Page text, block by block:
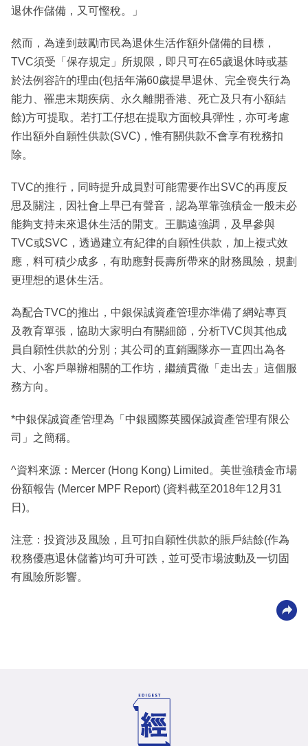
退休作儲備，又可慳稅。」
然而，為達到鼓勵市民為退休生活作額外儲備的目標，
TVC須受「保存規定」所規限，即只可在65歲退休時或基
於法例容許的理由(包括年滿60歲提早退休、完全喪失行為
能力、罹患末期疾病、永久離開香港、死亡及只有小額結
餘)方可提取。若打工仔想在提取方面較具彈性，亦可考慮
作出額外自願性供款(SVC)，惟有關供款不會享有稅務扣
除。
TVC的推行，同時提升成員對可能需要作出SVC的再度反
思及關注，因社會上早已有聲音，認為單靠強積金一般未必
能夠支持未來退休生活的開支。王鵬遠強調，及早參與
TVC或SVC，透過建立有紀律的自願性供款，加上複式效
應，料可積少成多，有助應對長壽所帶來的財務風險，規劃
更理想的退休生活。
為配合TVC的推出，中銀保誠資產管理亦準備了網站專頁
及教育單張，協助大家明白有關細節，分析TVC與其他成
員自願性供款的分別；其公司的直銷團隊亦一直四出為各
大、小客戶舉辦相關的工作坊，繼續貫徹「走出去」這個服
務方向。
*中銀保誠資產管理為「中銀國際英國保誠資產管理有限公
司」之簡稱。
^資料來源：Mercer (Hong Kong) Limited。美世強積金市場
份額報告 (Mercer MPF Report) (資料截至2018年12月31
日)。
注意：投資涉及風險，且可扣自願性供款的賬戶結餘(作為
稅務優惠退休儲蓄)均可升可跌，並可受市場波動及一切固
有風險所影響。